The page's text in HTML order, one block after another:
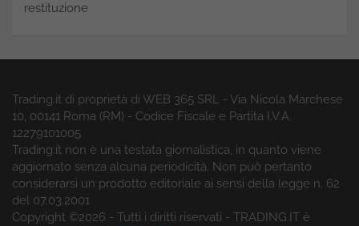
restituzione
Trading.it di proprietà di WEB 365 SRL - Via Nicola Marchese
10, 00141 Roma (RM) - Codice Fiscale e Partita I.V.A.
12279101005
Trading.it non è una testata giornalistica, in quanto viene
aggiornato senza alcuna periodicità. Non può pertanto
considerarsi un prodotto editoriale ai sensi della legge n. 62
del 07.03.2001
Copyright ©2026 - Tutti i diritti riservati - TRADING.IT è